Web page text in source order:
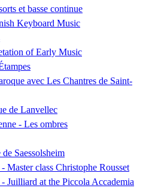
et basse continue
Keyboard Music
of Early Music
avec Les Chantres de Saint-
de Lanvellec
- Les ombres
Saessolsheim
Master class Christophe Rousset
Juilliard at the Piccola Accademia